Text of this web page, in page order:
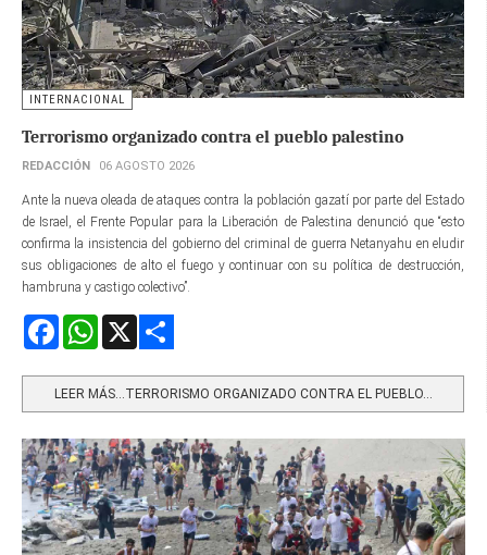
INTERNACIONAL
Terrorismo organizado contra el pueblo palestino
REDACCIÓN 06 AGOSTO 2026
Ante la nueva oleada de ataques contra la población gazatí por parte del Estado
de Israel, el Frente Popular para la Liberación de Palestina denunció que “esto
confirma la insistencia del gobierno del criminal de guerra Netanyahu en eludir
sus obligaciones de alto el fuego y continuar con su política de destrucción,
hambruna y castigo colectivo”.
FacebookWhatsApp
LEER MÁS…TERRORISMO ORGANIZADO CONTRA EL PUEBLO...